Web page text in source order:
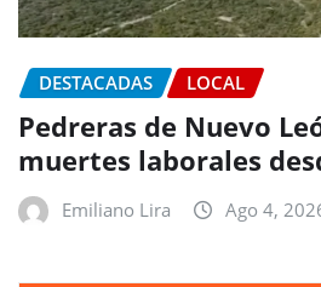
DESTACADAS LOCAL
Pedreras de Nuevo
muertes laborales
Emiliano Lira Ago 4,